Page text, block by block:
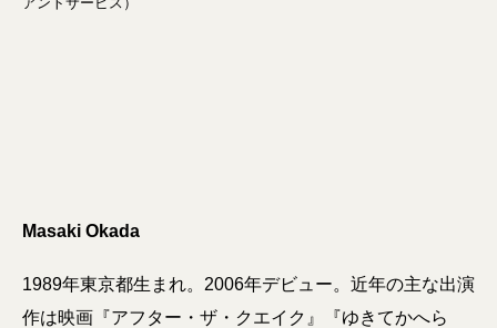
Masaki Okada
1989年東京都生まれ。2006年デビュー。近年の主な出演
作は映画『アフター・ザ・クエイク』『ゆきてかへら